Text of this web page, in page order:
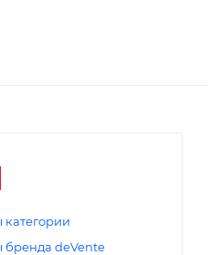
категории
бренда deVente